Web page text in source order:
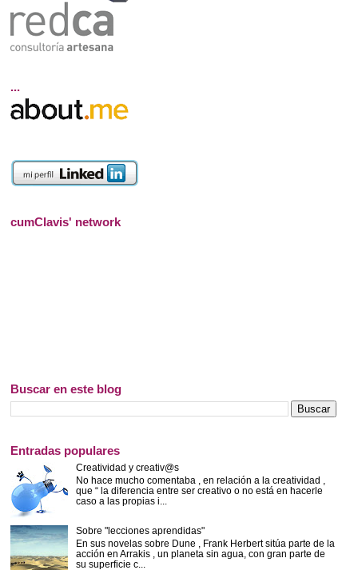
...
cumClavis' network
Buscar en este blog
Entradas populares
Creatividad y creativ@s
No hace mucho comentaba , en relación a la creatividad ,
que “ la diferencia entre ser creativo o no está en hacerle
caso a las propias i...
Sobre "lecciones aprendidas"
En sus novelas sobre Dune , Frank Herbert sitúa parte de la
acción en Arrakis , un planeta sin agua, con gran parte de
su superficie c...